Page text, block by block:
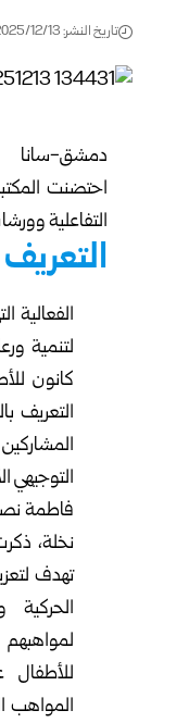
تاريخ النشر: 2025/12/13 7:57 مساءً
دمشق-سانا
احتضنت
التفاعلية
التعريف بمجلة
الفعالية
كانون
التعريف
التوجيهي
فاطمة
نخلة،
تهدف
الحركية
المواهب